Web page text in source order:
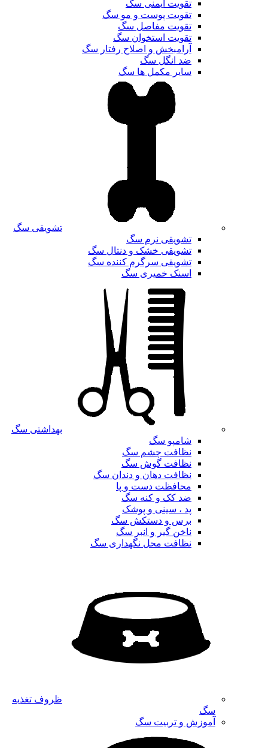
تقویت ایمنی سگ
تقویت پوست و مو سگ
تقویت مفاصل سگ
تقویت استخوان سگ
آرامبخش و اصلاح رفتار سگ
ضد انگل سگ
سایر مکمل ها سگ
تشویقی سگ
تشویقی نرم سگ
تشویقی خشک و دنتال سگ
تشویقی سرگرم کننده سگ
اسنک خمیری سگ
بهداشتی سگ
شامپو سگ
نظافت چشم سگ
نظافت گوش سگ
نظافت دهان و دندان سگ
محافظت دست و پا
ضد کک و کنه سگ
پد ، سینی و پوشک
برس و دستکش سگ
ناخن گیر و انبر سگ
نظافت محل نگهداری سگ
ظروف تغذیه
سگ
آموزش و تربیت سگ